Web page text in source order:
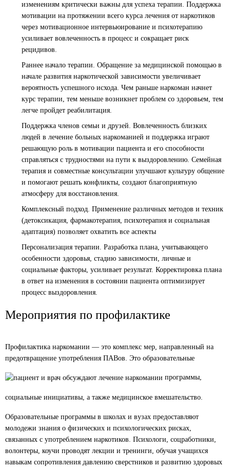
Детоксикация организма
Стоимость услуги
4 500
Кодирование от наркотиков
Стоимость услуги
от15 000₽
Вызов нарколога на дом
Стоимость услуги
от5 500₽
ЗАКАЗАТЬ ЗВОНОК
Лечение в стационаре
Стоимость услуги
6 100₽
ЗАКАЗАТЬ ЗВОНОК
Интервенция
Стоимость услуги
изменениям критически важны для успеха терапии. Поддержка
мотивации на протяжении всего курса лечения от наркотиков
через мотивационное интервьюирование и психотерапию
усиливает вовлеченность в процесс и сокращает риск
рецидивов.
Раннее начало терапии. Обращение за медицинской помощью в
начале развития наркотической зависимости увеличивает
вероятность успешного исхода. Чем раньше наркоман начнет
курс терапии, тем меньше возникнет проблем со здоровьем, тем
легче пройдет реабилитация.
Поддержка членов семьи и друзей. Вовлеченность близких
людей в лечение больных наркоманией и поддержка играют
решающую роль в мотивации пациента и его способности
справляться с трудностями на пути к выздоровлению. Семейная
терапия и совместные консультации улучшают культуру общение
и помогают решать конфликты, создают благоприятную
атмосферу для восстановления.
Комплексный подход. Применение различных методов и техник
(детоксикация, фармакотерапия, психотерапия и социальная
адаптация) позволяет охватить все аспекты
Персонализация терапии. Разработка плана, учитывающего
особенности здоровья, стадию зависимости, личные и
социальные факторы, усиливает результат. Корректировка плана
в ответ на изменения в состоянии пациента оптимизирует
процесс выздоровления.
Мероприятия по профилактике
Профилактика наркомании — это комплекс мер, направленный на
предотвращение употребления ПАВов. Это образовательные
программы,
социальные инициативы, а также медицинское вмешательство.
Образовательные программы в школах и вузах предоставляют
молодежи знания о физических и психологических рисках,
связанных с употреблением наркотиков. Психологи, соцработники,
волонтеры, коучи проводят лекции и тренинги, обучая учащихся
навыкам сопротивления давлению сверстников и развитию здоровых